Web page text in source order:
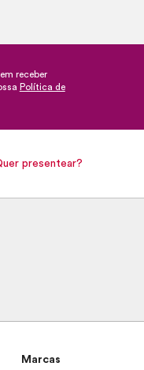
receber
Política de
presentear?
Marcas